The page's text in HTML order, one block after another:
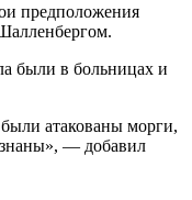
предположения
были в больницах и
атакованы морги,
— добавил